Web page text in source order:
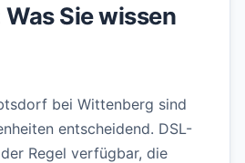
Sie wissen
bei Wittenberg sind
entscheidend. DSL-
Regel verfügbar, die